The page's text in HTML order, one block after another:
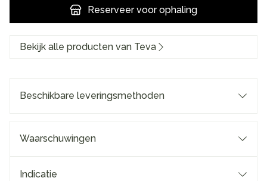
Reserveervoor ophaling
Bekijk alle producten van Teva
Beschikbare leveringsmethoden
Waarschuwingen
Indicatie